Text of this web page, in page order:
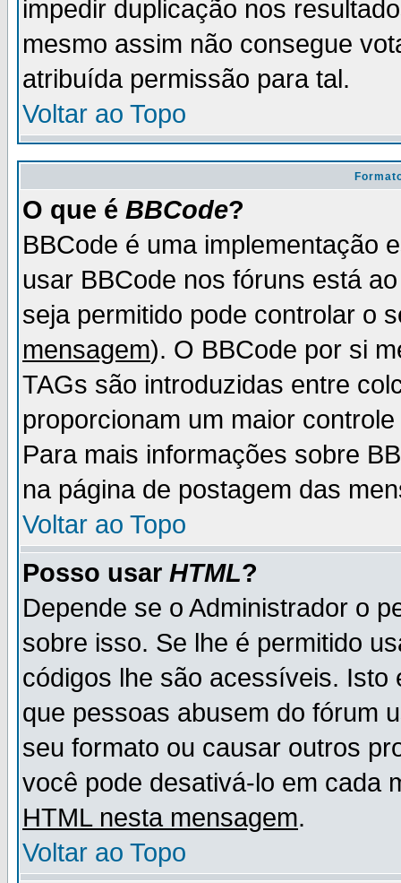
impedir duplicação nos
mesmo assim não consegue
atribuída permissão para tal.
Voltar ao Topo
O que é BBCode?
BBCode é uma implementação
usar BBCode nos fóruns está
seja permitido pode controlar o
mensagem). O BBCode por si
TAGs são introduzidas entre
proporcionam um maior
Para mais informações sobre
na página de postagem das
Voltar ao Topo
Posso usar HTML?
Depende se o Administrador o
sobre isso. Se lhe é permitido
códigos lhe são acessíveis.
que pessoas abusem do fórum
seu formato ou causar outros
você pode desativá-lo em cada
HTML nesta mensagem.
Voltar ao Topo